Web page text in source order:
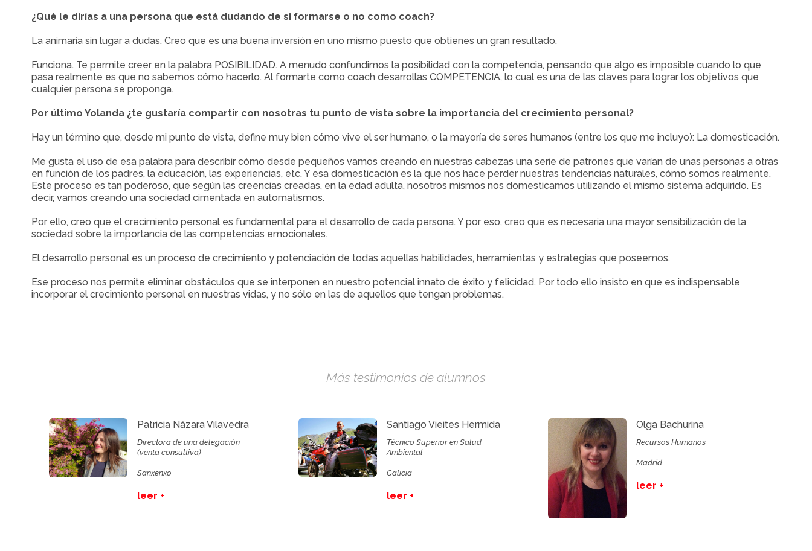
¿Qué le dirías a una persona que está dudando de si formarse o no como coach?
La animaría sin lugar a dudas. Creo que es una buena inversión en uno mismo puesto que obtienes un gran resultado.
Funciona. Te permite creer en la palabra POSIBILIDAD. A menudo confundimos la posibilidad con la competencia, pensando que algo es imposible cuando lo que
pasa realmente es que no sabemos cómo hacerlo. Al formarte como coach desarrollas COMPETENCIA, lo cual es una de las claves para lograr los objetivos que
cualquier persona se proponga.
Por último Yolanda ¿te gustaría compartir con nosotras tu punto de vista sobre la importancia del crecimiento personal?
Hay un término que, desde mi punto de vista, define muy bien cómo vive el ser humano, o la mayoría de seres humanos (entre los que me incluyo): La domesticación.
Me gusta el uso de esa palabra para describir cómo desde pequeños vamos creando en nuestras cabezas una serie de patrones que varían de unas personas a otras
en función de los padres, la educación, las experiencias, etc. Y esa domesticación es la que nos hace perder nuestras tendencias naturales, cómo somos realmente.
Este proceso es tan poderoso, que según las creencias creadas, en la edad adulta, nosotros mismos nos domesticamos utilizando el mismo sistema adquirido. Es
decir, vamos creando una sociedad cimentada en automatismos.
Por ello, creo que el crecimiento personal es fundamental para el desarrollo de cada persona. Y por eso, creo que es necesaria una mayor sensibilización de la
sociedad sobre la importancia de las competencias emocionales.
El desarrollo personal es un proceso de crecimiento y potenciación de todas aquellas habilidades, herramientas y estrategias que poseemos.
Ese proceso nos permite eliminar obstáculos que se interponen en nuestro potencial innato de éxito y felicidad. Por todo ello insisto en que es indispensable
incorporar el crecimiento personal en nuestras vidas, y no sólo en las de aquellos que tengan problemas.
Más testimonios de alumnos
Patricia Názara Vilavedra
Directora de una delegación
(venta consultiva)
Sanxenxo
leer +
Santiago Vieites Hermida
Técnico Superior en Salud
Ambiental
Galicia
leer +
Olga Bachurina
Recursos Humanos
Madrid
leer +